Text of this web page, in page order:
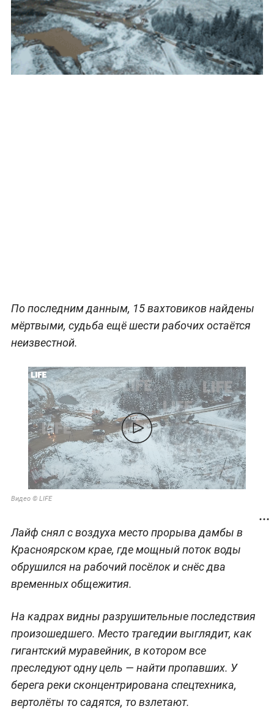
По последним данным, 15 вахтовиков найдены
мёртвыми, судьба ещё шести рабочих остаётся
неизвестной.
Видео © LIFE
Лайф снял с воздуха место прорыва дамбы в
Красноярском крае, где мощный поток воды
обрушился на рабочий посёлок и снёс два
временных общежития.
На кадрах видны разрушительные последствия
произошедшего. Место трагедии выглядит, как
гигантский муравейник, в котором все
преследуют одну цель — найти пропавших. У
берега реки сконцентрирована спецтехника,
вертолёты то садятся, то взлетают.